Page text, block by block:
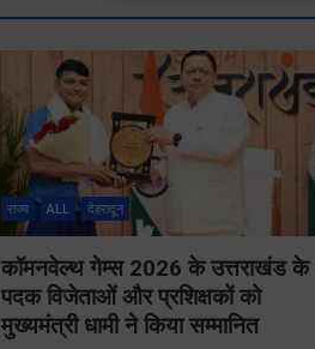
राज्य ALL देहरादून
कॉमनवेल्थ गेम्स 2026 के उत्तराखंड के
पदक विजेताओं और प्रशिक्षकों को
मुख्यमंत्री धामी ने किया सम्मानित